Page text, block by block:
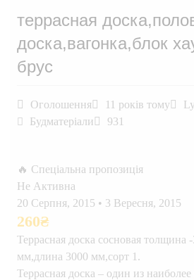
террасная
доска,вагонка,блок
брус
Оголошення 11 років тому
Будматеріали
931
🔥 Спеціальна пропозиція
Не Активна
20 Серпня, 2015 • 3 Вересня, 2015
260₴
Террасная доска сосновая
мм,длина 3000 мм,сорт 1.
Террасная доска – один из